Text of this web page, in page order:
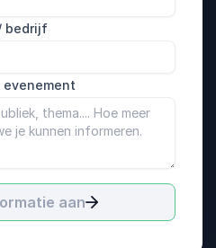
bedrijf
evenement
aan